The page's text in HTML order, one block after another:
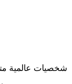
شخصيات عالمية